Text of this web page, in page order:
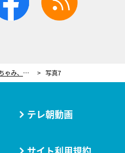
ゆうちゃみ、親には性事情まで全て報告「どういう体位かも全部言います」 写真7
テレ朝動画